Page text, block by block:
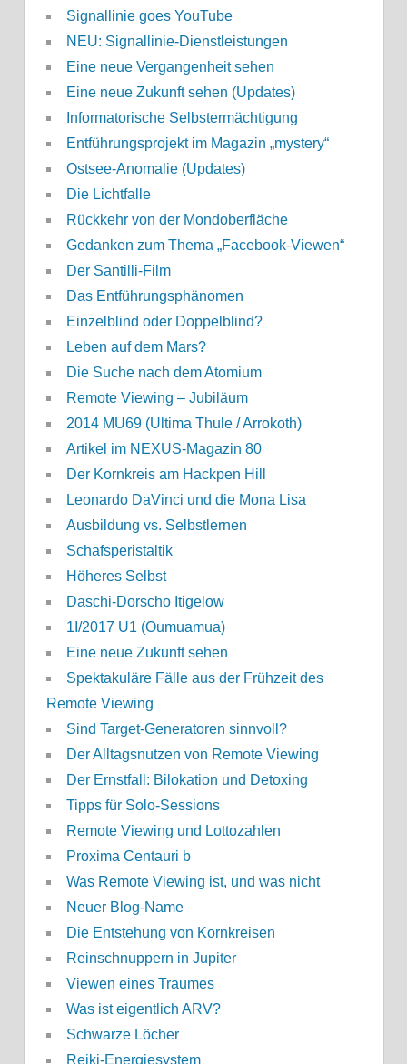
Signallinie goes YouTube
NEU: Signallinie-Dienstleistungen
Eine neue Vergangenheit sehen
Eine neue Zukunft sehen (Updates)
Informatorische Selbstermächtigung
Entführungsprojekt im Magazin „mystery“
Ostsee-Anomalie (Updates)
Die Lichtfalle
Rückkehr von der Mondoberfläche
Gedanken zum Thema „Facebook-Viewen“
Der Santilli-Film
Das Entführungsphänomen
Einzelblind oder Doppelblind?
Leben auf dem Mars?
Die Suche nach dem Atomium
Remote Viewing – Jubiläum
2014 MU69 (Ultima Thule / Arrokoth)
Artikel im NEXUS-Magazin 80
Der Kornkreis am Hackpen Hill
Leonardo DaVinci und die Mona Lisa
Ausbildung vs. Selbstlernen
Schafsperistaltik
Höheres Selbst
Daschi-Dorscho Itigelow
1I/2017 U1 (Oumuamua)
Eine neue Zukunft sehen
Spektakuläre Fälle aus der Frühzeit des
Remote Viewing
Sind Target-Generatoren sinnvoll?
Der Alltagsnutzen von Remote Viewing
Der Ernstfall: Bilokation und Detoxing
Tipps für Solo-Sessions
Remote Viewing und Lottozahlen
Proxima Centauri b
Was Remote Viewing ist, und was nicht
Neuer Blog-Name
Die Entstehung von Kornkreisen
Reinschnuppern in Jupiter
Viewen eines Traumes
Was ist eigentlich ARV?
Schwarze Löcher
Reiki-Energiesystem